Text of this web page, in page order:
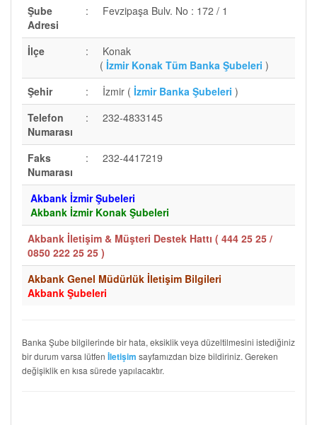
Şube
Adresi
: Fevzipaşa Bulv. No : 172 / 1
İlçe :
Konak
( İzmir Konak Tüm Banka Şubeleri )
Şehir
: İzmir ( İzmir Banka Şubeleri )
Telefon
Numarası
: 232-4833145
Faks
Numarası
: 232-4417219
Akbank İzmir Şubeleri
Akbank İzmir Konak Şubeleri
Akbank İletişim & Müşteri Destek Hattı ( 444 25 25 /
0850 222 25 25 )
Akbank Genel Müdürlük İletişim Bilgileri
Akbank Şubeleri
Banka Şube bilgilerinde bir hata, eksiklik veya düzeltilmesini istediğiniz
bir durum varsa lütfen İletişim sayfamızdan bize bildiriniz. Gereken
değişiklik en kısa sürede yapılacaktır.